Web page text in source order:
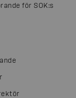
för SOK:s